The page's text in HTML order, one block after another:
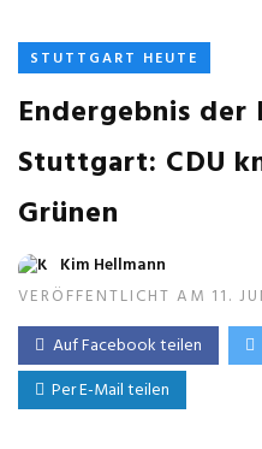
STUTTGART HEUTE
Endergebnis der
Stuttgart: CDU
Grünen
Kim Hellmann
VERÖFFENTLICHT AM 11.
Auf Facebook teilen
Per E-Mail teilen